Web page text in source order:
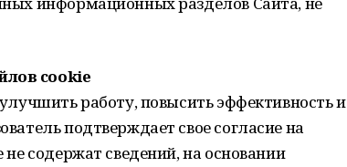
cookie
работу, повысить эффективность и
подтверждает свое согласие на
содержат сведений, на основании